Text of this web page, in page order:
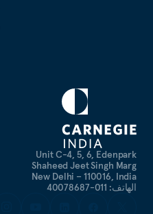
Unit C-4, 5, 6, Edenpark
Shaheed Jeet Singh Marg
New Delhi – 110016, India
الهاتف: 011-40078687